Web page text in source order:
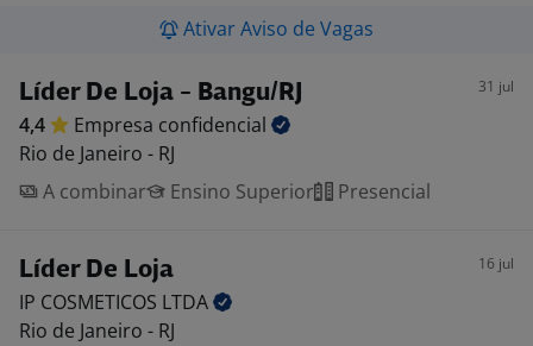
Ativar Aviso de Vagas
Líder De Loja - Bangu/RJ 31 jul
4,4 Empresa confidencial
Rio de Janeiro - RJ
A combinar
Ensino Superior Presencial
Líder De Loja 16 jul
IP COSMETICOS LTDA
Rio de Janeiro - RJ